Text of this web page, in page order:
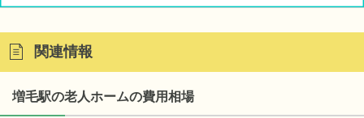
関連情報
増毛駅の老人ホームの費用相場